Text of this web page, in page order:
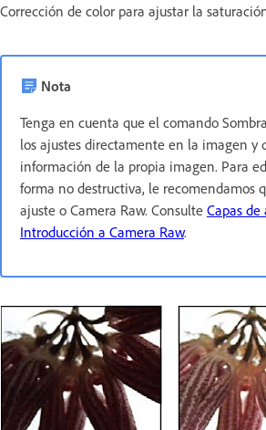
Corrección de color para ajustar la
Nota
Tenga en cuenta que el comando
los ajustes directamente en la imagen y
información de la propia imagen. Para
forma no destructiva, le recomendamos
ajuste o Camera Raw. Consulte Capas
Introducción a Camera Raw.